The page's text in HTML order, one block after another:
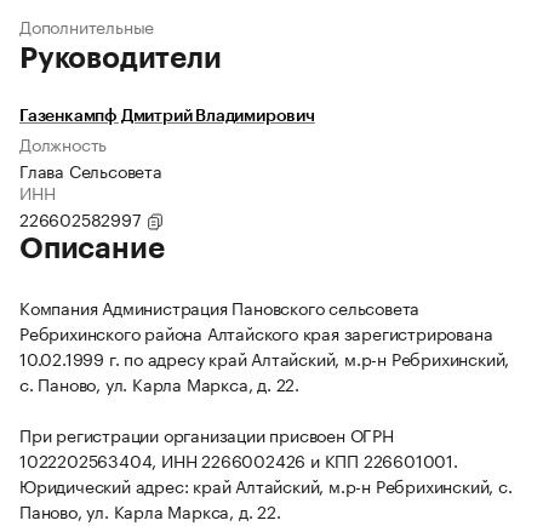
Дополнительные
Руководители
Газенкампф Дмитрий Владимирович
Должность
Глава Сельсовета
ИНН
226602582997
Описание
Компания Администрация Пановского сельсовета
Ребрихинского района Алтайского края зарегистрирована
10.02.1999 г. по адресу край Алтайский, м.р-н Ребрихинский,
с. Паново, ул. Карла Маркса, д. 22.
При регистрации организации присвоен ОГРН
1022202563404, ИНН 2266002426 и КПП 226601001.
Юридический адрес: край Алтайский, м.р-н Ребрихинский, с.
Паново, ул. Карла Маркса, д. 22.